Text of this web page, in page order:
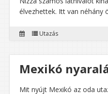
élvezhettek. Itt van néhány
Utazás
Mexikó
Mit nyújt Mexikó az oda